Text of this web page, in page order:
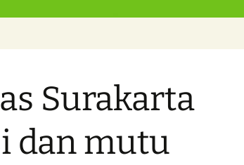
Surakarta
dan mutu